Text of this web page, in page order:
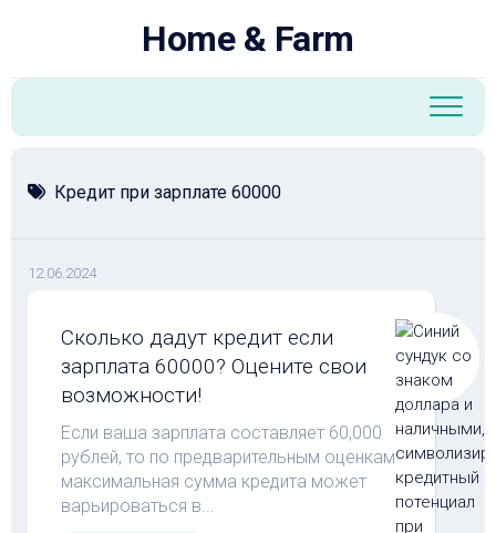
Home & Farm
Кредит при зарплате 60000
12.06.2024
Сколько дадут кредит если
зарплата 60000? Оцените свои
возможности!
Если ваша зарплата составляет 60,000
рублей, то по предварительным оценкам
максимальная сумма кредита может
варьироваться в...